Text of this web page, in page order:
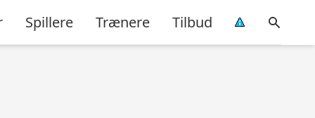
Spillere Trænere Tilbud